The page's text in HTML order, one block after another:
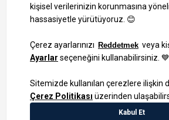
Bilgi Toplum Hizmetleri
KVKK Veri İşleme Politikamız